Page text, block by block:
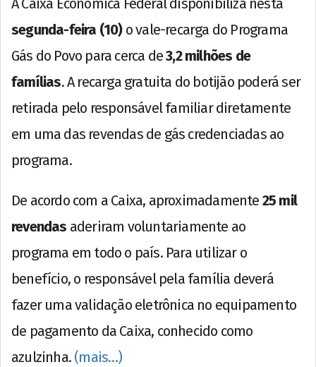
A Caixa Econômica Federal disponibiliza nesta
segunda-feira (10)o vale-recarga do Programa
Gás do Povo para cerca de3,2 milhões de
famílias. A recarga gratuita do botijão poderá ser
retirada pelo responsável familiar diretamente
em uma das revendas de gás credenciadas ao
programa.
De acordo com a Caixa, aproximadamente 25 mil
revendas aderiram voluntariamente ao
programa em todo o país. Para utilizar o
benefício, o responsável pela família deverá
fazer uma validação eletrônica no equipamento
de pagamento da Caixa, conhecido como
azulzinha. (mais…)